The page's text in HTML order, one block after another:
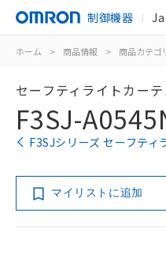
制御機器
ホーム > 商品情報 > 商品カテゴ
セーフティライトカーテ
F3SJ-
F3SJシリーズ セーフテ
マイリストに追加